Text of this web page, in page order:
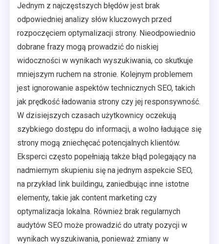
Jednym z najczęstszych błędów jest brak
odpowiedniej analizy słów kluczowych przed
rozpoczęciem optymalizacji strony. Nieodpowiednio
dobrane frazy mogą prowadzić do niskiej
widoczności w wynikach wyszukiwania, co skutkuje
mniejszym ruchem na stronie. Kolejnym problemem
jest ignorowanie aspektów technicznych SEO, takich
jak prędkość ładowania strony czy jej responsywność.
W dzisiejszych czasach użytkownicy oczekują
szybkiego dostępu do informacji, a wolno ładujące się
strony mogą zniechęcać potencjalnych klientów.
Eksperci często popełniają także błąd polegający na
nadmiernym skupieniu się na jednym aspekcie SEO,
na przykład link buildingu, zaniedbując inne istotne
elementy, takie jak content marketing czy
optymalizacja lokalna. Również brak regularnych
audytów SEO może prowadzić do utraty pozycji w
wynikach wyszukiwania, ponieważ zmiany w